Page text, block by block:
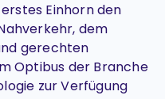
Einhorn den
dem
gerechten
Optibus der Branche
zur Verfügung